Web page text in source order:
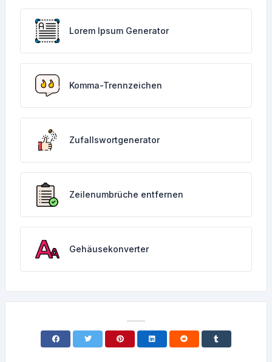
Lorem Ipsum Generator
Komma-Trennzeichen
Zufallswortgenerator
Zeilenumbrüche entfernen
Gehäusekonverter